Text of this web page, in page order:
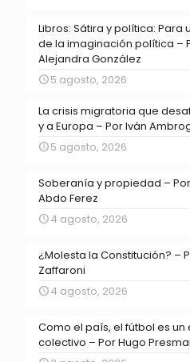
Libros: Sátira y política: Para
de la imaginación política –
Alejandra González
5 agosto, 2026
La crisis migratoria que
y a Europa – Por Iván
5 agosto, 2026
Soberanía y propiedad –
Abdo Ferez
4 agosto, 2026
¿Molesta la Constitución? –
Zaffaroni
4 agosto, 2026
Como el país, el fútbol es un
colectivo – Por Hugo